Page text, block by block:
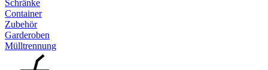
Schränke
Container
Zubehör
Garderoben
Mülltrennung